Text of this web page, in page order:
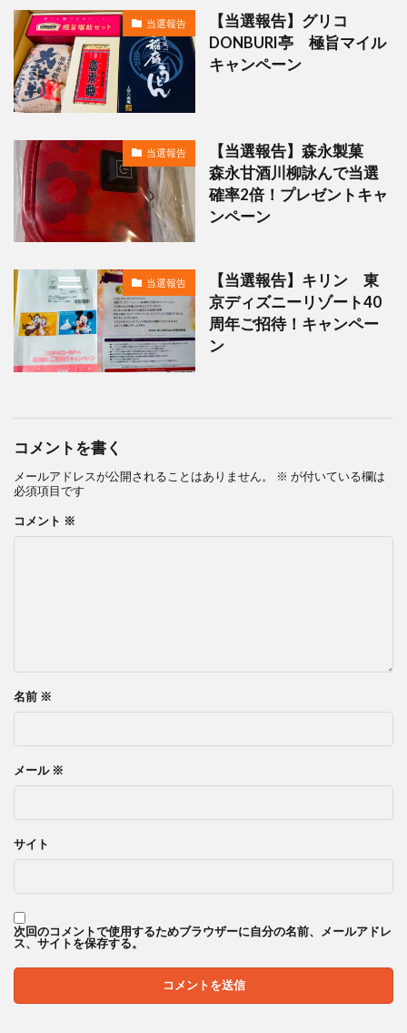
当選報告
【当選報告】グリコ
DONBURI亭 極旨マイル
キャンペーン
当選報告
【当選報告】森永製菓
森永甘酒川柳詠んで当選
確率2倍！プレゼントキャ
ンペーン
当選報告
【当選報告】キリン 東
京ディズニーリゾート40
周年ご招待！キャンペー
ン
コメントを書く
メールアドレスが公開されることはありません。 ※ が付いている欄は
必須項目です
コメント ※
名前 ※
メール ※
サイト
次回のコメントで使用するためブラウザーに自分の名前、メールアドレ
ス、サイトを保存する。